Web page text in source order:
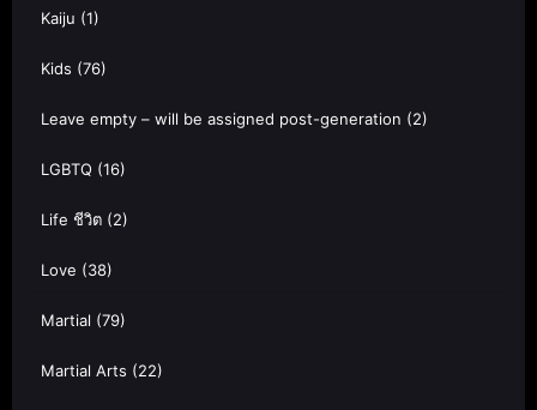
Kaiju (1)
Kids (76)
Leave empty – will be assigned post-generation (2)
LGBTQ (16)
Life ชีวิต (2)
Love (38)
Martial (79)
Martial Arts (22)